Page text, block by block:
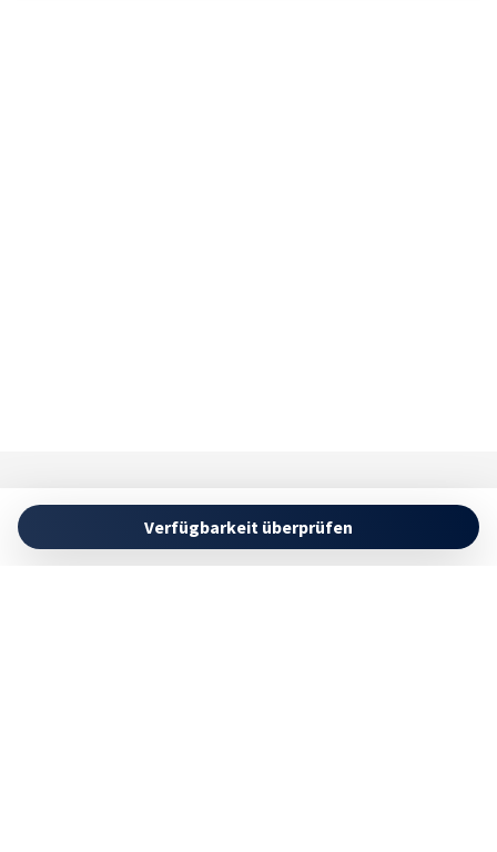
Verfügbarkeit überprüfen
+ 39 389 5222 000
Email Us :info@tipicocollection.com